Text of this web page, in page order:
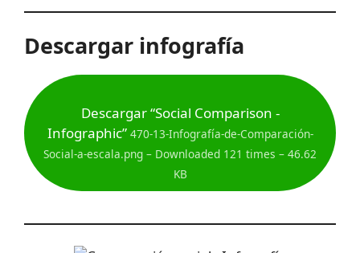
Descargar infografía
Descargar “Social Comparison -
Infographic” 470-13-Infografía-de-Comparación-
Social-a-escala.png – Downloaded 121 times – 46.62
KB